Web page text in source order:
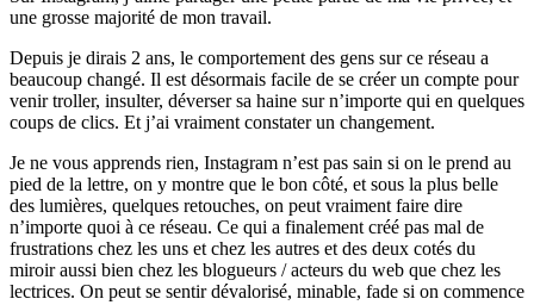
une grosse majorité de mon travail.
Depuis je dirais 2 ans, le comportement des gens sur ce réseau a
beaucoup changé. Il est désormais facile de se créer un compte pour
venir troller, insulter, déverser sa haine sur n’importe qui en quelques
coups de clics. Et j’ai vraiment constater un changement.
Je ne vous apprends rien, Instagram n’est pas sain si on le prend au
pied de la lettre, on y montre que le bon côté, et sous la plus belle
des lumières, quelques retouches, on peut vraiment faire dire
n’importe quoi à ce réseau. Ce qui a finalement créé pas mal de
frustrations chez les uns et chez les autres et des deux cotés du
miroir aussi bien chez les blogueurs / acteurs du web que chez les
lectrices. On peut se sentir dévalorisé, minable, fade si on commence